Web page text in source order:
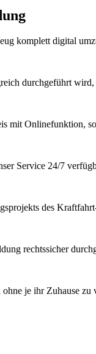
komplett digital
durchgeführt
mit Onlinefunktion,
Service 24/7
des
rechtssicher
je ihr Zuhause